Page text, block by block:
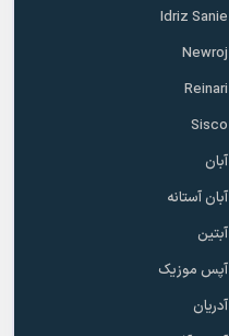
Idriz Sanie
Newroj
Reinari
Sisco
آبان
آبان آستانه
آبتین
آپس موزیک
آدریان